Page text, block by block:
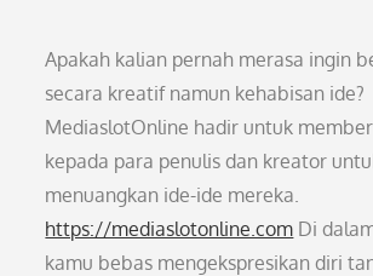
Apakah kalian pernah merasa ingin
secara kreatif namun kehabisan ide?
MediaslotOnline hadir untuk
kepada para penulis dan kreator
menuangkan ide-ide mereka.
https://mediaslotonline.com Di
kamu bebas mengekspresikan diri